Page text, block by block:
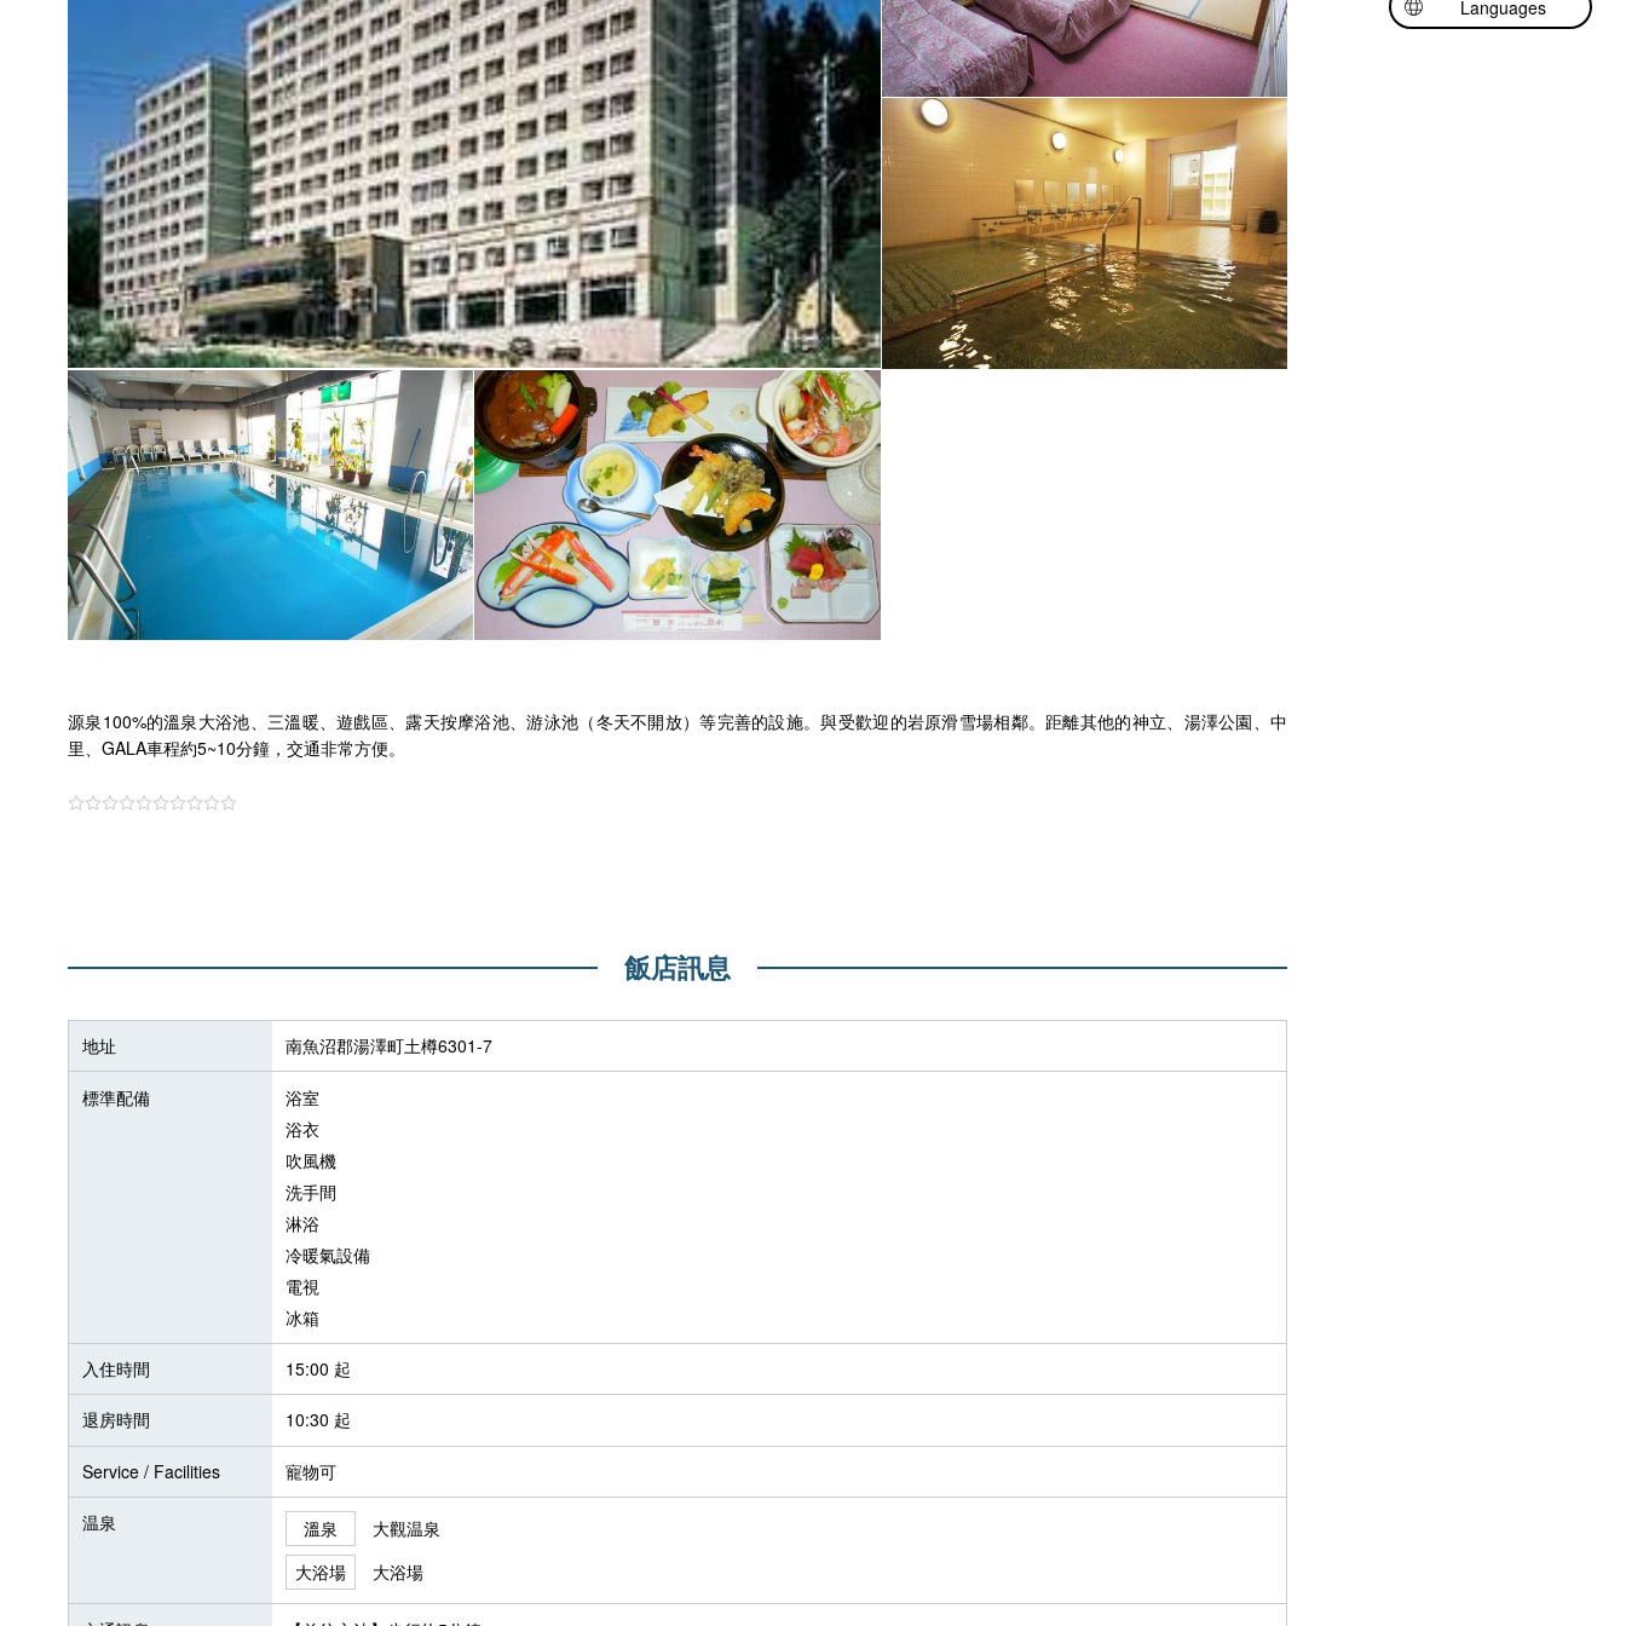
Languages
源泉100%的溫泉大浴池、三溫暖、遊戲區、露天按摩浴池、游泳池（冬天不開放）等完善的設施。與受歡迎的岩原滑雪場相鄰。距離其他的神立、湯澤公園、中
里、GALA車程約5~10分鐘，交通非常方便。
飯店訊息
地址 南魚沼郡湯澤町土樽6301-7
標準配備
浴室
浴衣
吹風機
洗手間
淋浴
冷暖氣設備
電視
冰箱
入住時間 15:00 起
退房時間 10:30 起
Service / Facilities 寵物可
温泉 溫泉
大觀温泉
大浴場
大浴場